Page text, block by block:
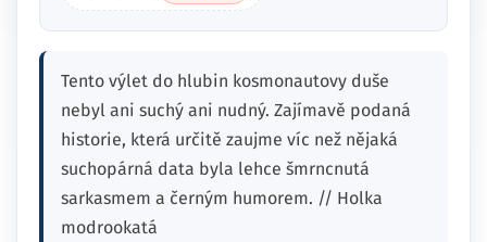
Tento výlet do hlubin kosmonautovy duše
nebyl ani suchý ani nudný. Zajímavě podaná
historie, která určitě zaujme víc než nějaká
suchopárná data byla lehce šmrncnutá
sarkasmem a černým humorem. // Holka
modrookatá